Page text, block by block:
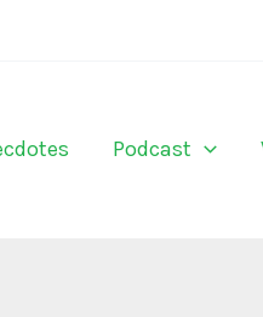
Podcast